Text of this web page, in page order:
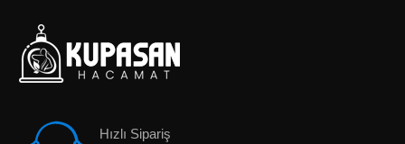
Hızlı Sipariş